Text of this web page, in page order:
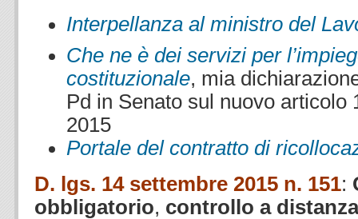
Interpellanza al ministro del
Che ne è dei servizi per
costituzionale, mia
Pd in Senato sul nuovo articolo
2015
Portale del contratto di
D. lgs. 14 settembre 2015 n. 151:
obbligatorio, controllo a distanza